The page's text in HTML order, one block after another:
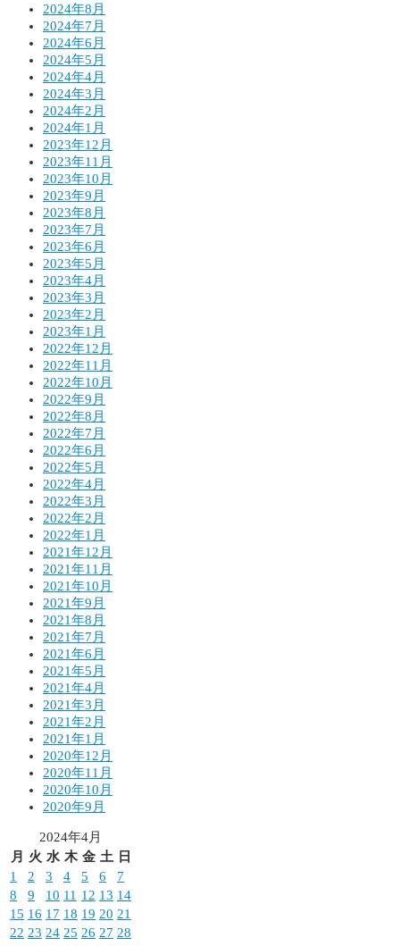
2024年8月
2024年7月
2024年6月
2024年5月
2024年4月
2024年3月
2024年2月
2024年1月
2023年12月
2023年11月
2023年10月
2023年9月
2023年8月
2023年7月
2023年6月
2023年5月
2023年4月
2023年3月
2023年2月
2023年1月
2022年12月
2022年11月
2022年10月
2022年9月
2022年8月
2022年7月
2022年6月
2022年5月
2022年4月
2022年3月
2022年2月
2022年1月
2021年12月
2021年11月
2021年10月
2021年9月
2021年8月
2021年7月
2021年6月
2021年5月
2021年4月
2021年3月
2021年2月
2021年1月
2020年12月
2020年11月
2020年10月
2020年9月
2024年4月
月
火 水 木 金 土
日
1
2 3 4 5 6
7
8
9 10 11 12 13 14
15 16 17 18 19 20 21
22 23 24 25 26 27 28